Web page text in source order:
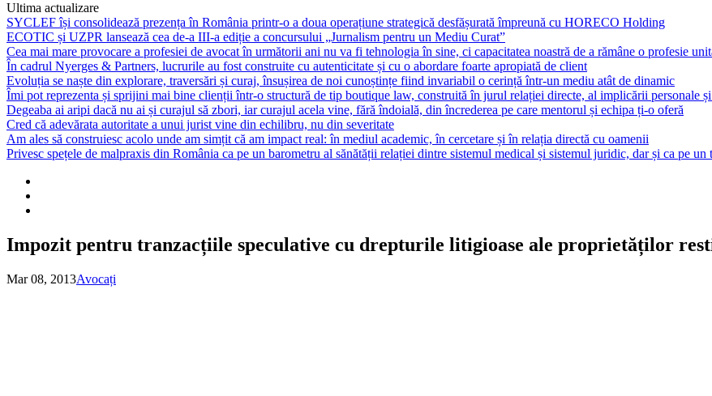
Ultima actualizare
SYCLEF își consolidează prezența în România printr-o a doua operațiune strategică desfășurată împreună cu HORECO Holding
ECOTIC și UZPR lansează cea de-a III-a ediție a concursului „Jurnalism pentru un Mediu Curat”
Cea mai mare provocare a profesiei de avocat în următorii ani nu va fi tehnologia în sine, ci capacitatea noastră de a rămâne o profesie
În cadrul Nyerges & Partners, lucrurile au fost construite cu autenticitate și cu o abordare foarte apropiată de client
Evoluția se naște din explorare, traversări și curaj, însușirea de noi cunoștințe fiind invariabil o cerință într-un mediu atât de dinamic
Îmi pot reprezenta și sprijini mai bine clienții într-o structură de tip boutique law, construită în jurul relației directe, al implicării personale și
Degeaba ai aripi dacă nu ai și curajul să zbori, iar curajul acela vine, fără îndoială, din încrederea pe care mentorul și echipa ți-o oferă
Cred că adevărata autoritate a unui jurist vine din echilibru, nu din severitate
Am ales să construiesc acolo unde am simțit că am impact real: în mediul academic, în cercetare și în relația directă cu oamenii
Privesc spețele de malpraxis din România ca pe un barometru al sănătății relației dintre sistemul medical și sistemul juridic, dar și ca pe
Impozit pentru tranzacțiile speculative cu drepturile litigioase ale proprietăților
Mar 08, 2013Avocați